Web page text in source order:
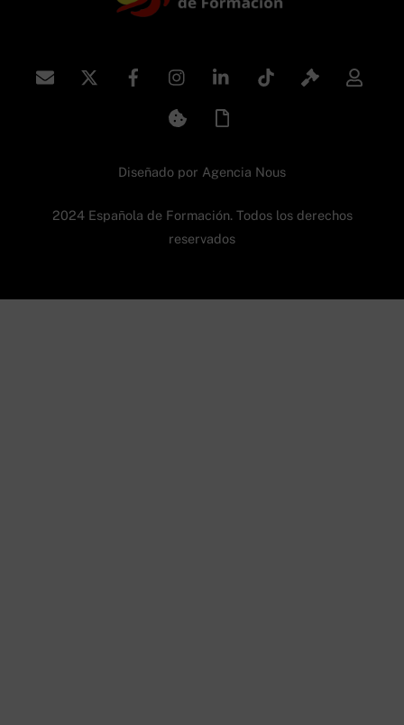
Diseñado por Agencia Nous
2024 Española de Formación. Todos los derechos
reservados